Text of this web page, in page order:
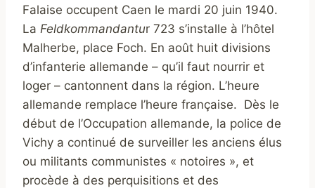
Falaise occupent Caen le mardi 20 juin 1940.
La Feldkommandantur 723 s’installe à l’hôtel
Malherbe, place Foch. En août huit divisions
d’infanterie allemande – qu’il faut nourrir et
loger – cantonnent dans la région. L’heure
allemande remplace l’heure française. Dès le
début de l’Occupation allemande, la police de
Vichy a continué de surveiller les anciens élus
ou militants communistes « notoires », et
procède à des perquisitions et des